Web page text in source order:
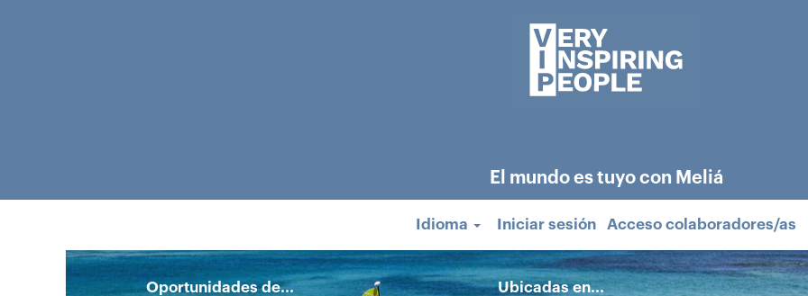
El mundo es tuyo con Meliá
Idioma Iniciar sesión Acceso colaboradores/as
Oportunidades de... Ubicadas en...